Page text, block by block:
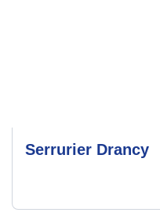
Serrurier Drancy